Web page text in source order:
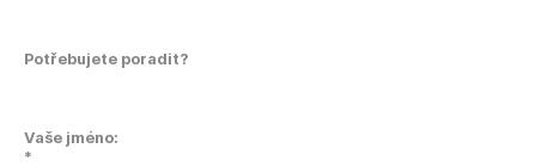
Potřebujete poradit?
Vaše jméno:
*